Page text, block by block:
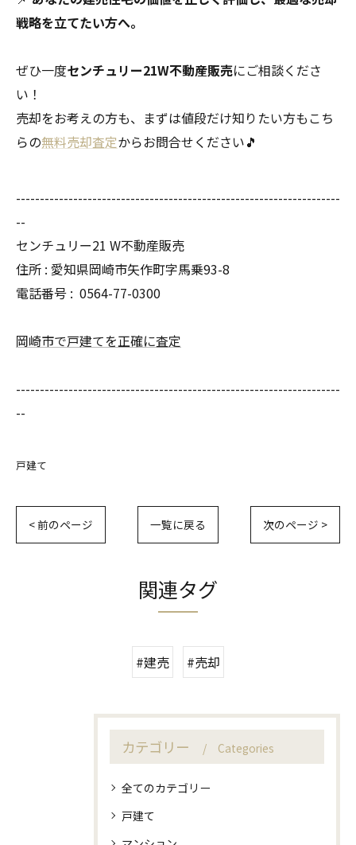
戦略を立てたい方へ。
ぜひ一度センチュリー21W不動産販売にご相談くださ
い！
売却をお考えの方も、まずは値段だけ知りたい方もこち
らの無料売却査定からお問合せください🎵
--------------------------------------------------------------------
--
センチュリー21 W不動産販売
住所 : 愛知県岡崎市矢作町字馬乗93-8
電話番号 : 0564-77-0300
岡崎市で戸建てを正確に査定
--------------------------------------------------------------------
--
戸建て
< 前のページ 一覧に戻る 次のページ >
関連タグ
#建売 #売却
カテゴリー Categories
全てのカテゴリー
戸建て